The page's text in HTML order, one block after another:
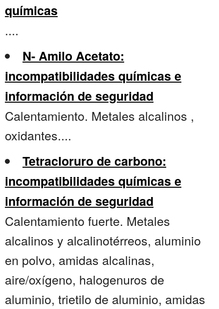
químicas
....
N- Amilo Acetato:
incompatibilidades químicas e
información de seguridad
Calentamiento. Metales alcalinos ,
oxidantes....
Tetracloruro de carbono:
incompatibilidades químicas e
información de seguridad
Calentamiento fuerte. Metales
alcalinos y alcalinotérreos, aluminio
en polvo, amidas alcalinas,
aire/oxígeno, halogenuros de
aluminio, trietilo de aluminio, amidas